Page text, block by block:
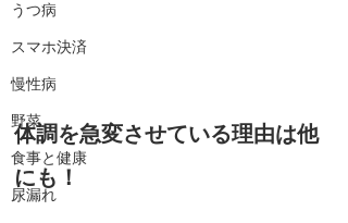
うつ病
スマホ決済
慢性病
野菜
食事と健康
尿漏れ
体調を急変させている理由は他
にも！